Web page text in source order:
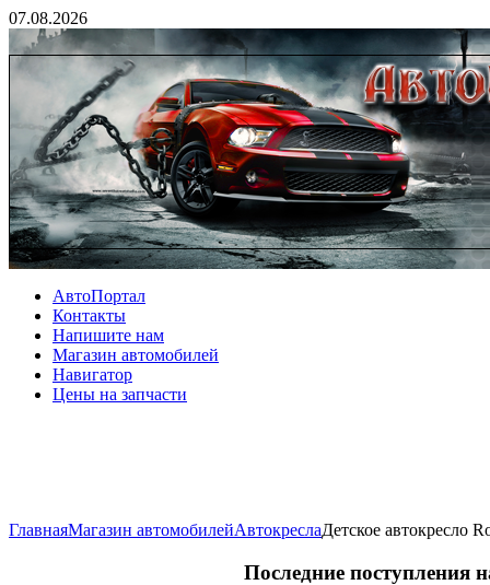
07.08.2026
АвтоПортал
Контакты
Напишите нам
Магазин автомобилей
Навигатор
Цены на запчасти
ГлавнаяМагазин автомобилейАвтокреслаДетское автокресло
Последние поступления